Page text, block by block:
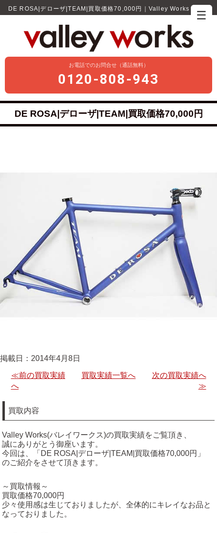
☰
DE ROSA|デローザ|TEAM|買取価格70,000円｜Valley Works
お電話でのお問合せ（通話無料）
0120-808-943
DE ROSA|デローザ|TEAM|買取価格70,000円
掲載日：2014年4月8日
≪前の買取実績
へ
買取実績一覧へ
次の買取実績へ
≫
買取内容
Valley Works(バレイワークス)の買取実績をご覧頂き、
誠にありがとう御座います。
今回は、「DE ROSA|デローザ|TEAM|買取価格70,000円」
のご紹介をさせて頂きます。
～買取情報～
買取価格70,000円
少々使用感は生じておりましたが、全体的にキレイなお品と
なっておりました。